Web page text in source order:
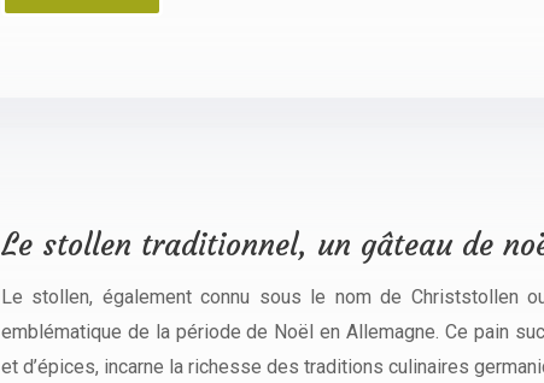
Le stollen traditionnel, un gâteau de
Le stollen, également connu sous le nom de Christstollen
emblématique de la période de Noël en Allemagne. Ce pain
et d’épices, incarne la richesse des traditions culinaires